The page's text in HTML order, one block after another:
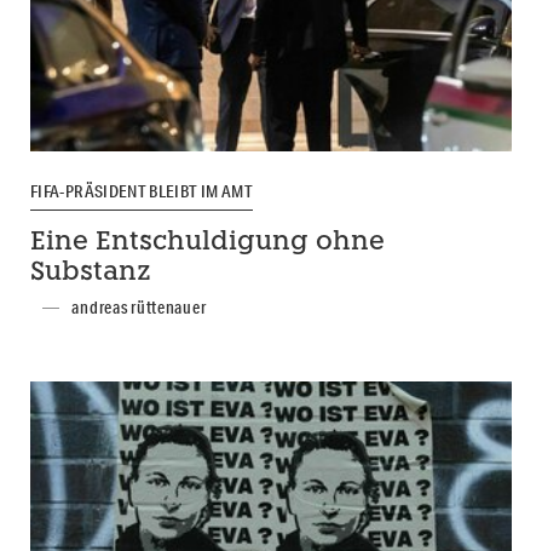
FIFA-PRÄSIDENT BLEIBT IM AMT
Eine Entschuldigung ohne
Substanz
andreas rüttenauer